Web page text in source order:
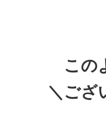
この
＼ござ